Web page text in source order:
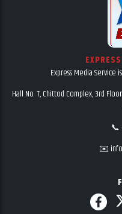
Express Media Service
Hall No. 7, Chittod Complex, 3rd
📞
✉️